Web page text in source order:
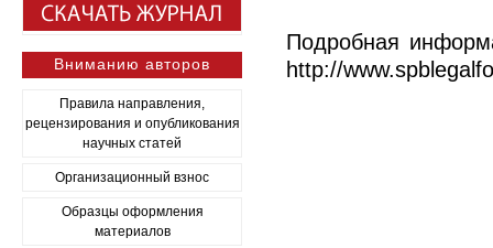
Вниманию авторов
Правила направления,
рецензирования и опубликования
научных статей
Организационный взнос
Образцы оформления
материалов
Подробная
http://